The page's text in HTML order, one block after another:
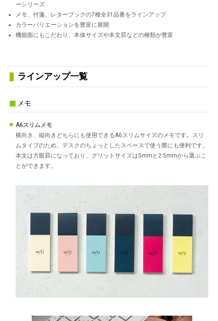
ーシリーズ
メモ、付箋、レターブックの7種全31品番をラインアップ
カラーバリエーションを豊富に展開
機能面にもこだわり、本体サイズや本文罫などの種類が豊富
ラインアップ一覧
メモ
A6スリムメモ
横向き、縦向きどちらにも使用できるA6スリムサイズのメモです。スリ
ムタイプのため、デスクのちょっとしたスペースで使う際にも便利です。
本文は方眼罫になっており、グリットサイズは5mmと2.5mmから選ぶこ
とができます。